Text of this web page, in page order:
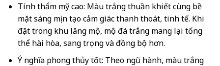
Tính thẩm mỹ cao: Màu trắng thuần khiết cùng bề
mặt sáng mịn tạo cảm giác thanh thoát, tinh tế. Khi
đặt trong khu lăng mộ, mộ đá trắng mang lại tổng
thể hài hòa, sang trọng và đồng bộ hơn.
Ý nghĩa phong thủy tốt: Theo ngũ hành, màu trắng